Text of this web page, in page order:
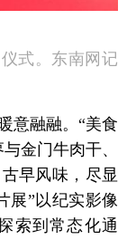
式。东南网记
意融融。“美食
金门牛肉干、
早风味，尽显
展”以纪实影像
索到常态化通